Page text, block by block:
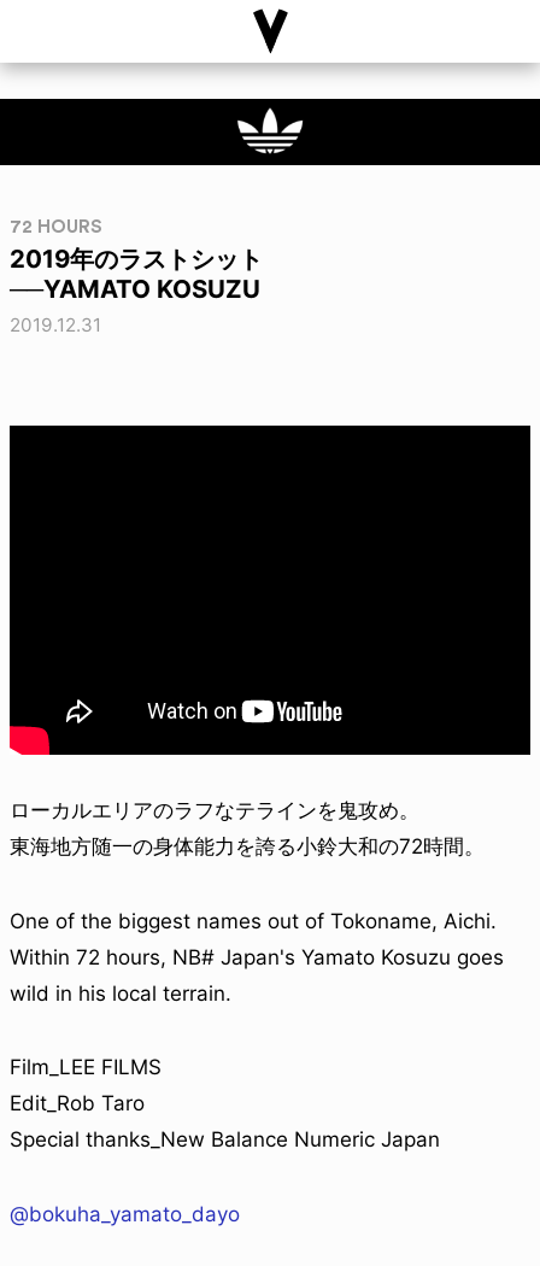
72 HOURS
2019年のラストシット
──YAMATO KOSUZU
2019.12.31
ローカルエリアのラフなテラインを鬼攻め。
東海地方随一の身体能力を誇る小鈴大和の72時間。
One of the biggest names out of Tokoname, Aichi.
Within 72 hours, NB# Japan's Yamato Kosuzu goes
wild in his local terrain.
Film_LEE FILMS
Edit_Rob Taro
Special thanks_New Balance Numeric Japan
@bokuha_yamato_dayo